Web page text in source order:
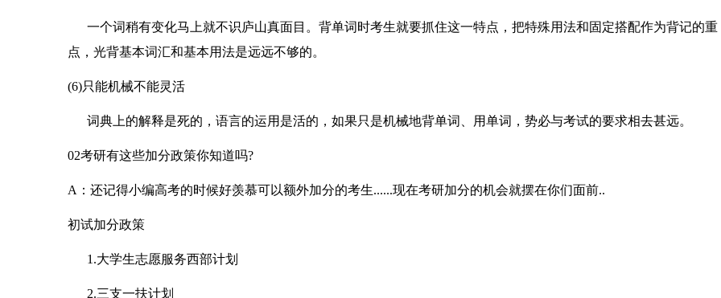
一个词稍有变化马上就不识庐山真面目。背单词时考生就要抓住这一特点，把特殊用法和固定搭配作为背记的重
点，光背基本词汇和基本用法是远远不够的。
(6)只能机械不能灵活
词典上的解释是死的，语言的运用是活的，如果只是机械地背单词、用单词，势必与考试的要求相去甚远。
02考研有这些加分政策你知道吗?
A：还记得小编高考的时候好羡慕可以额外加分的考生......现在考研加分的机会就摆在你们面前..
初试加分政策
1.大学生志愿服务西部计划
2.三支一扶计划